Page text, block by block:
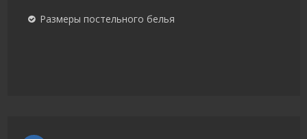
Размеры постельного белья